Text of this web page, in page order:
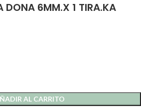
DONA 6MM.X 1 TIRA.KA
AL CARRITO